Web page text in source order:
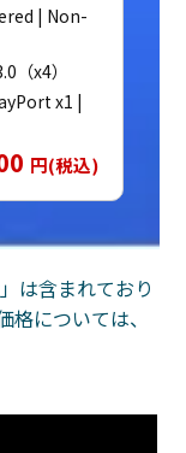
| Non-
（x4）
x1 |
円(税込)
は含まれており
については、